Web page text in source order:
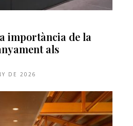
importància de la
als
DE 2026